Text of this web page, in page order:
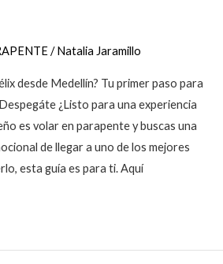
/Natalia Jaramillo
desde Medellín? Tu primer paso para
¿Listo para una experiencia
es volar en parapente y buscas una
de llegar a uno de los mejores
esta guía es para ti. Aquí